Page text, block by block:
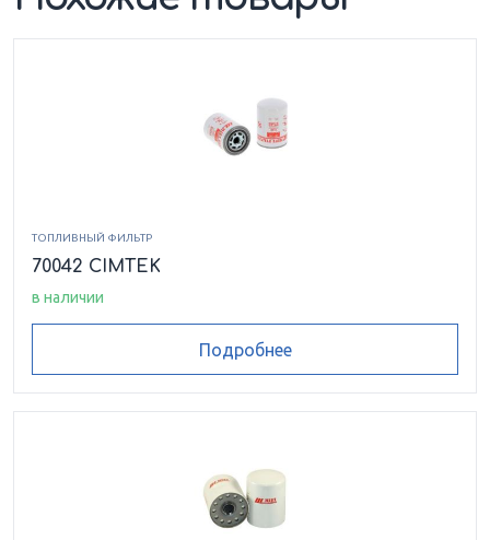
ТОПЛИВНЫЙ ФИЛЬТР
70042 CIMTEK
в наличии
Подробнее